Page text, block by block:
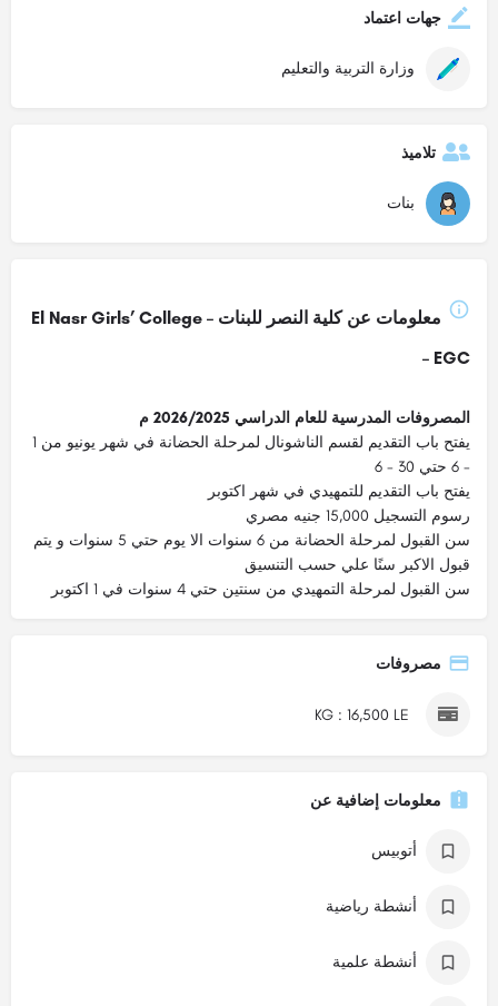
جهات اعتماد
وزارة التربية والتعليم
تلاميذ
بنات
معلومات عن كلية النصر للبنات – El Nasr Girls’ College
– EGC
المصروفات المدرسية للعام الدراسي 2026/2025 م
يفتح باب التقديم لقسم الناشونال لمرحلة الحضانة في شهر يونيو من 1
- 6 حتي 30 - 6
يفتح باب التقديم للتمهيدي في شهر اكتوبر
رسوم التسجيل 15,000 جنيه مصري
سن القبول لمرحلة الحضانة من 6 سنوات الا يوم حتي 5 سنوات و يتم
قبول الاكبر سنًا علي حسب التنسيق
سن القبول لمرحلة التمهيدي من سنتين حتي 4 سنوات في 1 اكتوبر
مصروفات
KG : 16,500 LE
معلومات إضافية عن
أتوبيس
أنشطة رياضية
أنشطة علمية